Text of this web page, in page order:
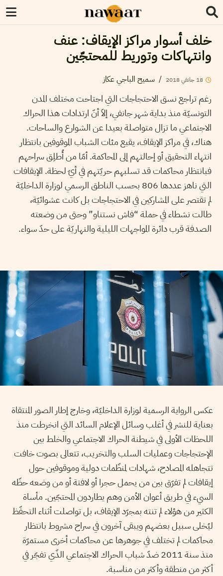
خلف أسوار مراكز الإيقاف: عنف
وانتهاكات وتوريط للمحتجّين
18 جانفي2018
/ سميح الباجي عكاز
رغم تراجع نسق الاحتجاجات التي اجتاحت مختلف المدن
التونسيّة منذ بداية شهر جانفي، إلاّ أنّ ارتدادات هذا الحراك
الاجتماعي ما تزال متواصلة بعيدا عن الشوارع والساحات.
هناك، في مراكز الإيقاف، يقبع مئات الشباب الموقوفين بانتظار
انتهاء التحقيق أو إحالتهم إلى المحاكمة. أمّا من أُطلِق سراحهم
فبانتظار محاكمات قد تسلبهم حريّتهم في أيّ لحظة. الإيقافات
التي ناهز عددها 806 بحسب الناطق الرسمي لوزارة الداخليّة
لم تقتصر على المشاركين في الاحتجاجات بل كانت عشوائيّة،
طالت نشطاء في حملة “فاش نستناو” وحتى من وضعته
الصدفة قرب دائرة المواجهات الليلية والنهاريّة على حدّ سواء.
عكس الرواية الرسمية لوزارة الداخليّة، وخارج إطار الصور المنتقاة
بعناية للنشر في أغلب وسائل الإعلام السائد التي انخرطت منذ
اللحظات الأولى في شيطنة الحراك الاجتماعي والخلط بين
الإحتجاجات وعمليات السلب والتخريب، تتعالى بصوت خافت
تتجاهله المصادح، شهادات لمنظّمات دولية وموقوفين حول
إيقافات لم تفرّق بين من يحمل حجرا أو لافتة أو من وضعه حظّه
السيء في طريق أعوان الأمن وهم يطاردون المحتجّين. مأساة
الكثير من هؤلاء لم تنته بمجرّد الإيقاف، بل تواصلت أثناء التحفّظ
ليُخلى سبيل بعضهم ويبقى آخرون في سراح مشروط بانتظار
محاكمات لم تختلف في جوهرها عن محاكمات أخرى مستمرّة
منذ سنة 2011 ضدّ شباب الحراك الاجتماعي الذّي تفجّر في
أكثر من منطقة وأكثر من مناسبة.